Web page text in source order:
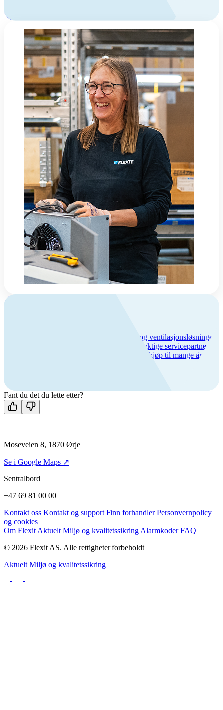
Kontakt oss
Om Flexit
Vi har over 50 års erfaring med inneklima- og ventilasjonsløsninger,
lang produktgaranti og et bredt nettverk av dyktige servicepartnere.
Hos oss får du trygghet hele veien – fra første kjøp til mange års
Fant du det du lette etter?
Moseveien 8, 1870 Ørje
Se i Google Maps ↗
Sentralbord
+47 69 81 00 00
Kontakt oss Kontakt og support Finn forhandler Personvernpolicy
og cookies
Om Flexit Aktuelt Miljø og kvalitetssikring Alarmkoder FAQ
© 2026 Flexit AS. Alle rettigheter forbeholdt
Aktuelt Miljø og kvalitetssikring